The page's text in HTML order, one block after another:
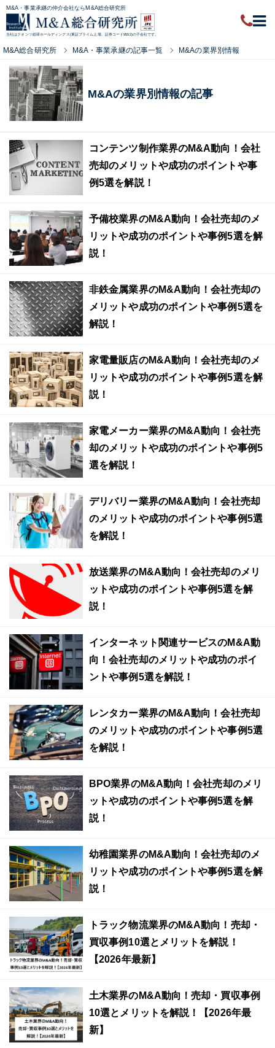
M&A・事業承継の仲介会社ならM&A総合研究所
当社はクオンツ総研ホールディングス(東証プライム上場、証券コード9552)の子会社です。
M&A総合研究所 M&A・事業承継の記事一覧 M&Aの業界別情報
M&Aの業界別情報の記事
コンテンツ制作業界のM&A動向！会社
売却のメリットや成功のポイントや事
例5選を解説！
予備校業界のM&A動向！会社売却のメ
リットや成功のポイントや事例5選を解
説！
非鉄金属業界のM&A動向！会社売却の
メリットや成功のポイントや事例5選を
解説！
家電量販店のM&A動向！会社売却のメ
リットや成功のポイントや事例5選を解
説！
家電メーカー業界のM&A動向！会社売
却のメリットや成功のポイントや事例5
選を解説！
デリバリー業界のM&A動向！会社売却
のメリットや成功のポイントや事例5選
を解説！
放送業界のM&A動向！会社売却のメリ
ットや成功のポイントや事例5選を解
説！
インターネット関連サービスのM&A動
向！会社売却のメリットや成功のポイ
ントや事例5選を解説！
レンタカー業界のM&A動向！会社売却
のメリットや成功のポイントや事例5選
を解説！
BPO業界のM&A動向！会社売却のメリ
ットや成功のポイントや事例5選を解
説！
幼稚園業界のM&A動向！会社売却のメ
リットや成功のポイントや事例5選を解
説！
トラック物流業界のM&A動向！売却・
買収事例10選とメリットを解説！
【2026年最新】
土木業界のM&A動向！売却・買収事例
10選とメリットを解説！【2026年最
新】